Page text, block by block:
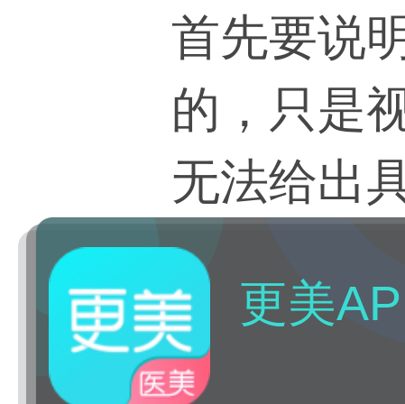
首先要说
的，只是
无法给出
更美